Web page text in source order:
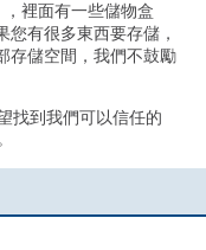
，裡面有一些儲物盒
有很多東西要存儲，
存儲空間，我們不鼓勵
找到我們可以信任的